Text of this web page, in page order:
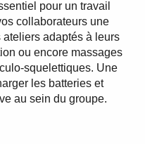
pour un travail
collaborateurs une
adaptés à leurs
ou encore massages
squelettiques. Une
les batteries et
au sein du groupe.